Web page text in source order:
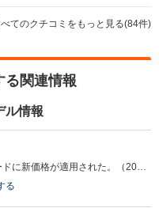
てのクチコミをもっと見る(84件)
る関連情報
ル情報
メーカー希望小売価格を見直し、一部グレードに新価格が適用された。（2022.6）
る